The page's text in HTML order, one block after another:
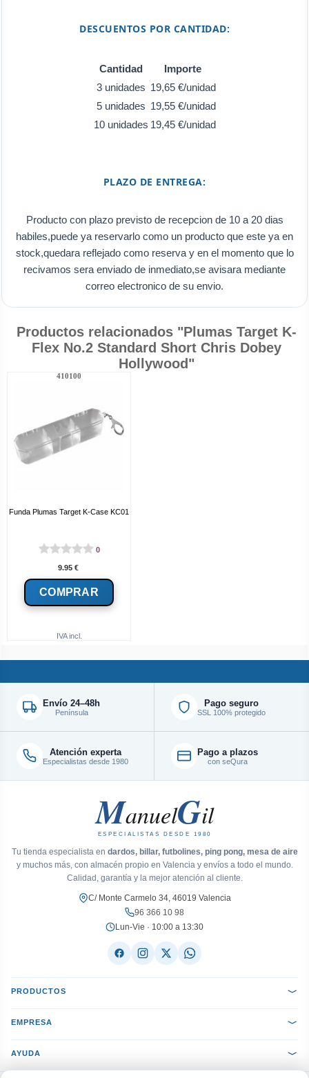
DESCUENTOS POR CANTIDAD:
Cantidad
Importe
3 unidades 19,65 €/unidad
5 unidades 19,55 €/unidad
10 unidades 19,45 €/unidad
PLAZO DE ENTREGA:
Producto con plazo previsto de recepcion de 10 a 20 dias
habiles,puede ya reservarlo como un producto que este ya en
stock,quedara reflejado como reserva y en el momento que lo
recivamos sera enviado de inmediato,se avisara mediante
correo electronico de su envio.
Productos relacionados "Plumas Target K-
Flex No.2 Standard Short Chris Dobey
Hollywood"
IVA incl.
410100
Funda Plumas Target K-Case KC01
0
9.95 €
Envío 24–48h
Península
Pago seguro
SSL 100% protegido
Atención experta
Especialistas desde 1980
Pago a plazos
con seQura
ManuelGil
ESPECIALISTAS DESDE 1980
Tu tienda especialista en dardos, billar, futbolines, ping pong, mesa de aire
y muchos más, con almacén propio en Valencia y envíos a todo el mundo.
Calidad, garantía y la mejor atención al cliente.
C/ Monte Carmelo 34, 46019 Valencia
96 366 10 98
Lun-Vie · 10:00 a 13:30
PRODUCTOS
EMPRESA
AYUDA